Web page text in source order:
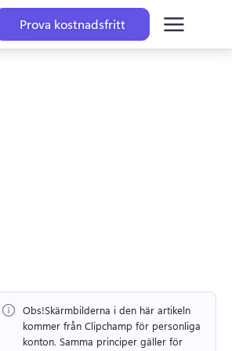
Prova kostnadsfritt
Obs!Skärmbilderna i den här artikeln
kommer från Clipchamp för personliga
konton.